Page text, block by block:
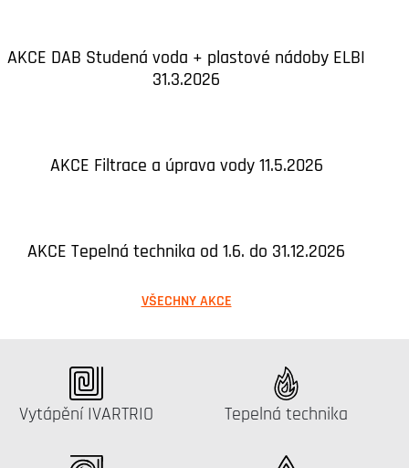
AKCE DAB Studená voda + plastové nádoby ELBI
31.3.2026
AKCE Filtrace a úprava vody 11.5.2026
AKCE Tepelná technika od 1.6. do 31.12.2026
VŠECHNY AKCE
Katalog:
Vytápění IVARTRIO Katalog:
Tepelná technika